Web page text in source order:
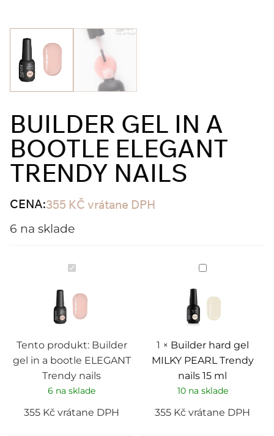
BUILDER GEL IN A
BOOTLE ELEGANT
TRENDY NAILS
CENA:355 KČ vrátane DPH
6 na sklade
Builder
gel
a
bootle
ELEGANT
Tento produkt: Builder
gel in a bootle ELEGANT
Trendy nails
6 na sklade
355 Kč vrátane DPH
Builder
hard
MILKY
PEARL
Trendy
nails
ml
1 × Builder hard gel
MILKY PEARL Trendy
nails 15 ml
10 na sklade
355 Kč vrátane DPH